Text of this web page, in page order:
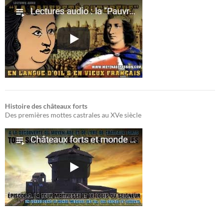
Histoire des châteaux forts
Des premières mottes castrales au XVe siècle